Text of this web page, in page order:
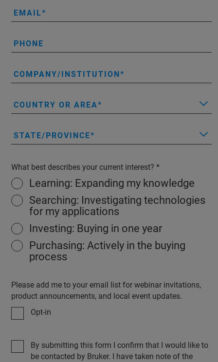
EMAIL
PHONE
COMPANY/INSTITUTION
COUNTRY OR AREA
STATE/PROVINCE
What best describes your current interest?
Learning: Expanding my knowledge
Searching: Investigating technologies
for my applications
Investing: Buying in one year
Purchasing: Actively in the buying
process
Please add me to your email list for webinar invitations,
product announcements, and local event updates.
Opt-in
By submitting this form I confirm that I would like to
be contacted by Bruker. I have taken note of the